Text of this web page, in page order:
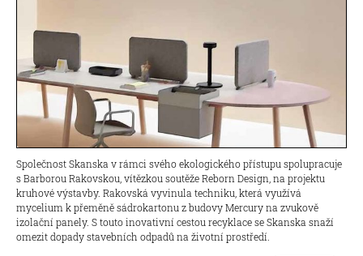
Společnost Skanska v rámci svého ekologického přístupu spolupracuje
s Barborou Rakovskou, vítězkou soutěže Reborn Design, na projektu
kruhové výstavby. Rakovská vyvinula techniku, která využívá
mycelium k přeměně sádrokartonu z budovy Mercury na zvukově
izolační panely. S touto inovativní cestou recyklace se Skanska snaží
omezit dopady stavebních odpadů na životní prostředí.